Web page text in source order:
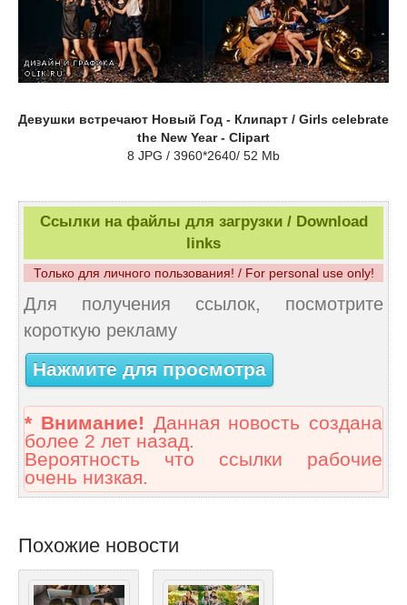
Девушки встречают Новый Год - Клипарт / Girls celebrate
the New Year - Clipart
8 JPG / 3960*2640/ 52 Mb
Ссылки на файлы для загрузки / Download
links
Только для личного пользования! / For personal use only!
Для получения ссылок, посмотрите
короткую рекламу
Нажмите для просмотра
* Внимание! Данная новость создана
более 2 лет назад.
Вероятность что ссылки рабочие
очень низкая.
Похожие новости